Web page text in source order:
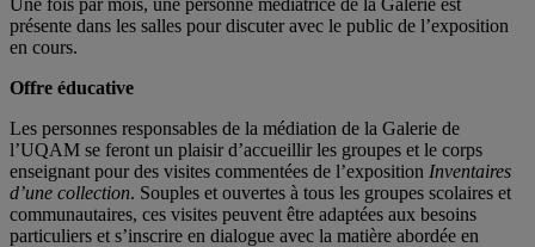
Une fois par mois, une personne médiatrice de la Galerie est
présente dans les salles pour discuter avec le public de l’exposition
en cours.
Offre éducative
Les personnes responsables de la médiation de la Galerie de
l’UQAM se feront un plaisir d’accueillir les groupes et le corps
enseignant pour des visites commentées de l’exposition Inventaires
d’une collection. Souples et ouvertes à tous les groupes scolaires et
communautaires, ces visites peuvent être adaptées aux besoins
particuliers et s’inscrire en dialogue avec la matière abordée en